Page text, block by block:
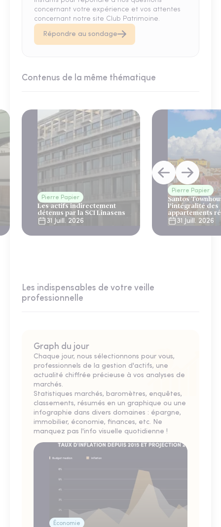
concernant votre expérience et vos attentes
concernant notre site Club Patrimoine.
Répondre au sondage
Contenus de la même thématique
Pierre Papier
Les actifs indirectement
détenus par la SCI Linasens
31 Juill. 2026
Pierre Papier
Santos
l’intégralité des
appartements
Lisbonne
31 Juill. 2026
Les indispensables de votre veille
professionnelle
Graph du jour
Chaque jour, nous sélectionnons pour vous,
professionnels de la gestion d'actifs, une
actualité chiffrée précieuse à vos analyses de
marchés.
Statistiques marchés, baromètres, enquêtes,
classements, résumés en un graphique ou une
infographie dans divers domaines : épargne,
immobilier, économie, finances, etc. Ne
manquez pas l'info visuelle quotidienne !
Économie